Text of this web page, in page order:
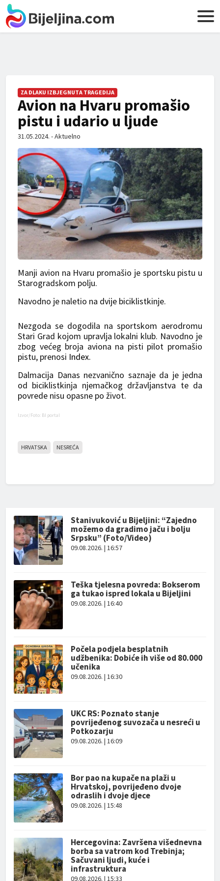
ZA DLAKU IZBJEGNUTA TRAGEDIJA
Avion na Hvaru promašio
pistu i udario u ljude
31.05.2024. - Aktuelno
Manji avion na Hvaru promašio je sportsku pistu u
Starogradskom polju.
Navodno je naletio na dvije biciklistkinje.
Nezgoda se dogodila na sportskom aerodromu
Stari Grad kojom upravlja lokalni klub. Navodno je
zbog većeg broja aviona na pisti pilot promašio
pistu, prenosi Index.
Dalmacija Danas nezvanično saznaje da je jedna
od biciklistkinja njemačkog državljanstva te da
povrede nisu opasne po život.
Izvor/Foto: Bl portal
HRVATSKA NESREĆA
Stanivuković u Bijeljini: “Zajedno
možemo da gradimo jaču i bolju
Srpsku” (Foto/Video)
09.08.2026. | 16:57
Teška tjelesna povreda: Bokserom
ga tukao ispred lokala u Bijeljini
09.08.2026. | 16:40
Počela podjela besplatnih
udžbenika: Dobiće ih više od 80.000
učenika
09.08.2026. | 16:30
UKC RS: Poznato stanje
povrijeđenog suvozača u nesreći u
Potkozarju
09.08.2026. | 16:09
Bor pao na kupače na plaži u
Hrvatskoj, povrijeđeno dvoje
odraslih i dvoje djece
09.08.2026. | 15:48
Hercegovina: Završena višednevna
borba sa vatrom kod Trebinja;
Sačuvani ljudi, kuće i
infrastruktura
09.08.2026. | 15:33